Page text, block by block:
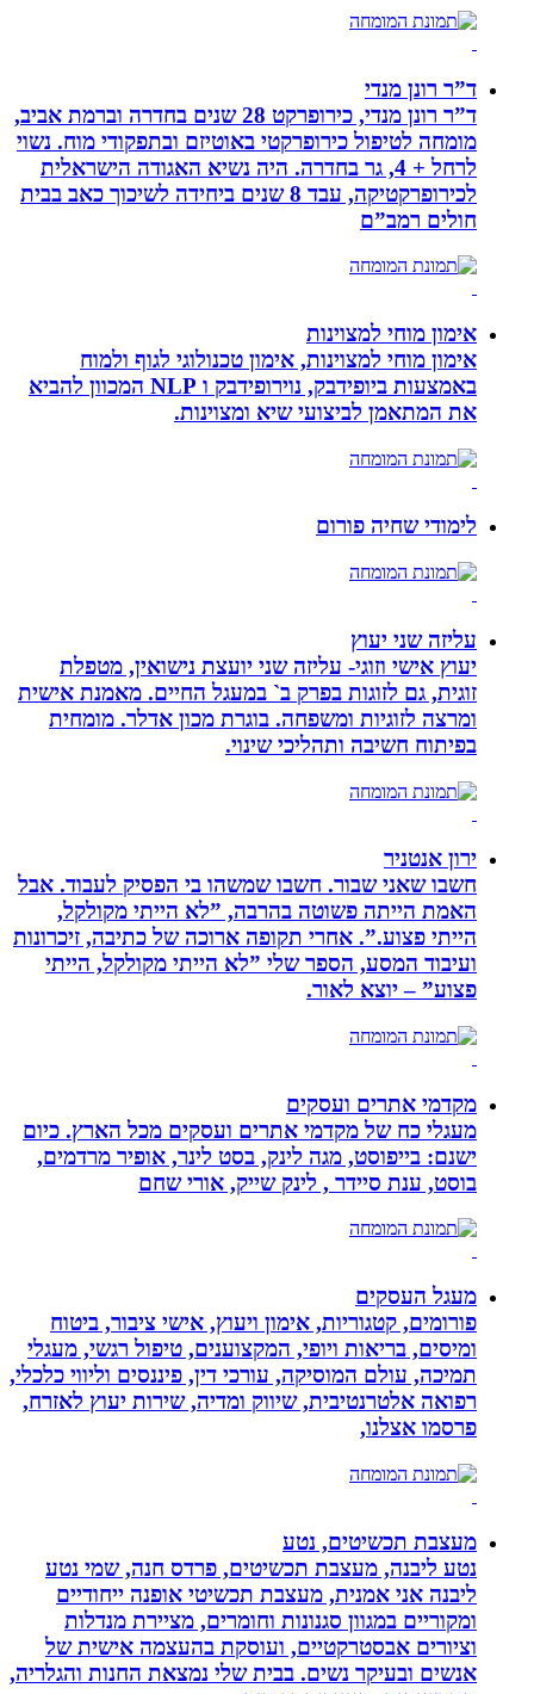
ד”ר רונן מנדי
ד”ר רונן מנדי, כירופרקט 28 שנים בחדרה וברמת אביב,
מומחה לטיפול כירופרקטי באוטיזם ובתפקודי מוח. נשוי
לרחל + 4, גר בחדרה. היה נשיא האגודה הישראלית
לכירופרקטיקה, עבד 8 שנים ביחידה לשיכוך כאב בבית
חולים רמב”ם
אימון מוחי למצוינות
אימון מוחי למצוינות, אימון טכנולוגי לגוף ולמוח
באמצעות ביופידבק, נוירופידבק ו NLP המכוון להביא
את המתאמן לביצועי שיא ומצוינות.
לימודי שחיה פורום
עליזה שני יעוץ
יעוץ אישי וזוגי- עליזה שני יועצת נישואין, מטפלת
זוגית, גם לזוגות בפרק ב` במעגל החיים. מאמנת אישית
ומרצה לזוגיות ומשפחה. בוגרת מכון אדלר. מומחית
בפיתוח חשיבה ותהליכי שינוי.
ירון אנטניר
חשבו שאני שבור. חשבו שמשהו בי הפסיק לעבוד. אבל
האמת הייתה פשוטה בהרבה, ”לא הייתי מקולקל,
הייתי פצוע.”. אחרי תקופה ארוכה של כתיבה, זיכרונות
ועיבוד המסע, הספר שלי ”לא הייתי מקולקל, הייתי
פצוע” – יוצא לאור.
מקדמי אתרים ועסקים
מעגלי כח של מקדמי אתרים ועסקים מכל הארץ. כיום
ישנם: בייפוסט, מגה לינק, בסט לינר, אופיר מרדמים,
בוסט, ענת סיידר , לינק שייק, אורי שחם
מעגל העסקים
פורומים, קטגוריות, אימון ויעוץ, אישי ציבור, ביטוח
ומיסים, בריאות ויופי, המקצוענים, טיפול רגשי, מעגלי
תמיכה, עולם המוסיקה, עורכי דין, פיננסים וליווי כלכלי,
רפואה אלטרנטיבית, שיווק ומדיה, שירות יעוץ לאזרח,
פרסמו אצלנו,
מעצבת תכשיטים, נטע
נטע ליבנה, מעצבת תכשיטים, פרדס חנה, שמי נטע
ליבנה אני אמנית, מעצבת תכשיטי אופנה ייחודיים
ומקוריים במגוון סגנונות וחומרים, מציירת מנדלות
וציורים אבסטרקטיים, ועוסקת בהעצמה אישית של
אנשים ובעיקר נשים. בבית שלי נמצאת החנות והגלריה,